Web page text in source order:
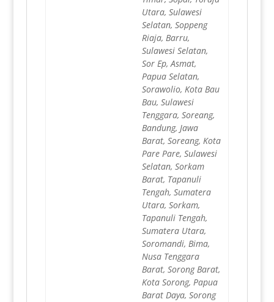
Utara, Sulawesi
Selatan, Soppeng
Riaja, Barru,
Sulawesi Selatan,
Sor Ep, Asmat,
Papua Selatan,
Sorawolio, Kota Bau
Bau, Sulawesi
Tenggara, Soreang,
Bandung, Jawa
Barat, Soreang, Kota
Pare Pare, Sulawesi
Selatan, Sorkam
Barat, Tapanuli
Tengah, Sumatera
Utara, Sorkam,
Tapanuli Tengah,
Sumatera Utara,
Soromandi, Bima,
Nusa Tenggara
Barat, Sorong Barat,
Kota Sorong, Papua
Barat Daya, Sorong